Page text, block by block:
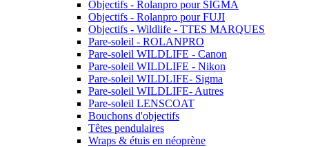
Objectifs - Rolanpro pour SIGMA
Objectifs - Rolanpro pour FUJI
Objectifs - Wildlife - TTES MARQUES
Pare-soleil - ROLANPRO
Pare-soleil WILDLIFE - Canon
Pare-soleil WILDLIFE - Nikon
Pare-soleil WILDLIFE- Sigma
Pare-soleil WILDLIFE- Autres
Pare-soleil LENSCOAT
Bouchons d'objectifs
Têtes pendulaires
Wraps & étuis en néoprène